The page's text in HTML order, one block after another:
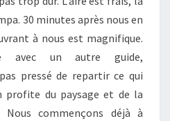
30 minutes après nous en
à nous est magnifique.
avec un autre guide,
pressé de repartir ce qui
du paysage et de la
commençons déjà à